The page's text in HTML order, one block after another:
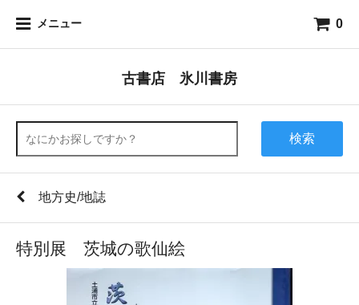
メニュー 0
古書店 氷川書房
検索
地方史/地誌
特別展 茨城の歌仙絵